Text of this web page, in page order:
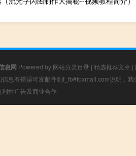
息网 Powered by 网站分类目录 | 精选推荐文章 |
息有错误可发邮件到f_fb#foxmail.com说明，
性广告及商业合作